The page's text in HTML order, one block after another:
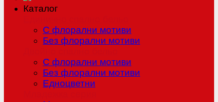
Каталог
С флорални мотиви
Без флорални мотиви
С флорални мотиви
Без флорални мотиви
Едноцветни